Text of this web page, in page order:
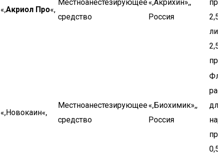
«,Акриол Про«,
Местноанестезирующее
средство
«,Акрихин»,,
Россия
«,Новокаин«,
Местноанестезирующее
средство
«,Биохимик»,,
Россия